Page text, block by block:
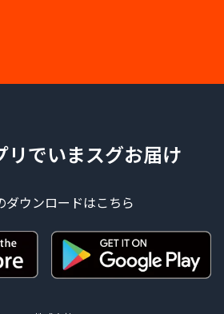
リでいまスグお届け
ダウンロードはこちら